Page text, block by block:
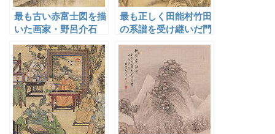
最も古い赤富士図を描
いた画家・野呂介石
最も正しく田能村竹田
の系譜を受け継いだ門